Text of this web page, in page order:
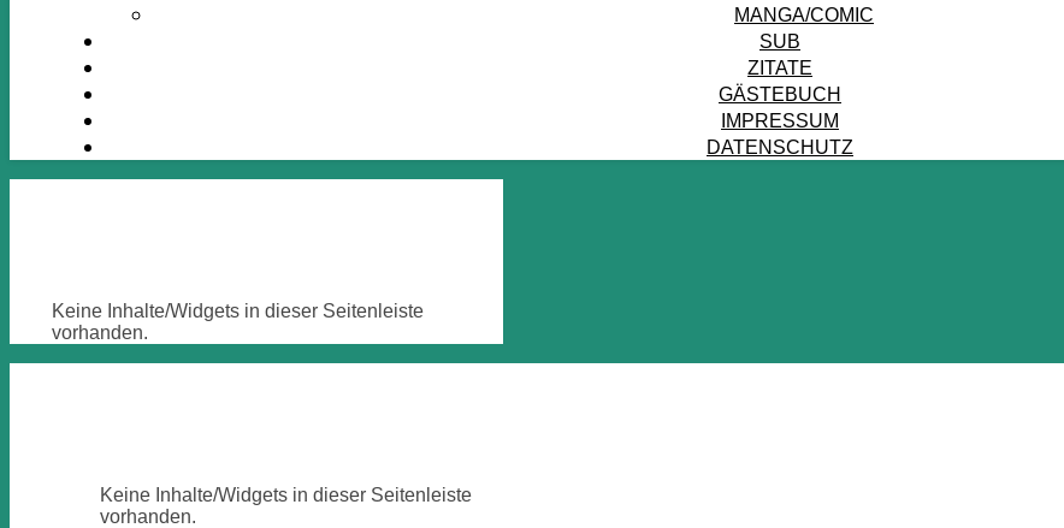
MANGA/COMIC
SUB
ZITATE
GÄSTEBUCH
IMPRESSUM
DATENSCHUTZ
Keine Inhalte/Widgets in dieser Seitenleiste
vorhanden.
Keine Inhalte/Widgets in dieser Seitenleiste
vorhanden.